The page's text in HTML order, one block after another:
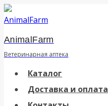
Перейти
к
содержанию
AnimalFarm
Ветеринарная аптека
Каталог
Доставка и оплата